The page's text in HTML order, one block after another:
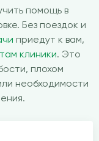
помощь в
Без поездок и
приедут к вам,
клиники. Это
плохом
необходимости